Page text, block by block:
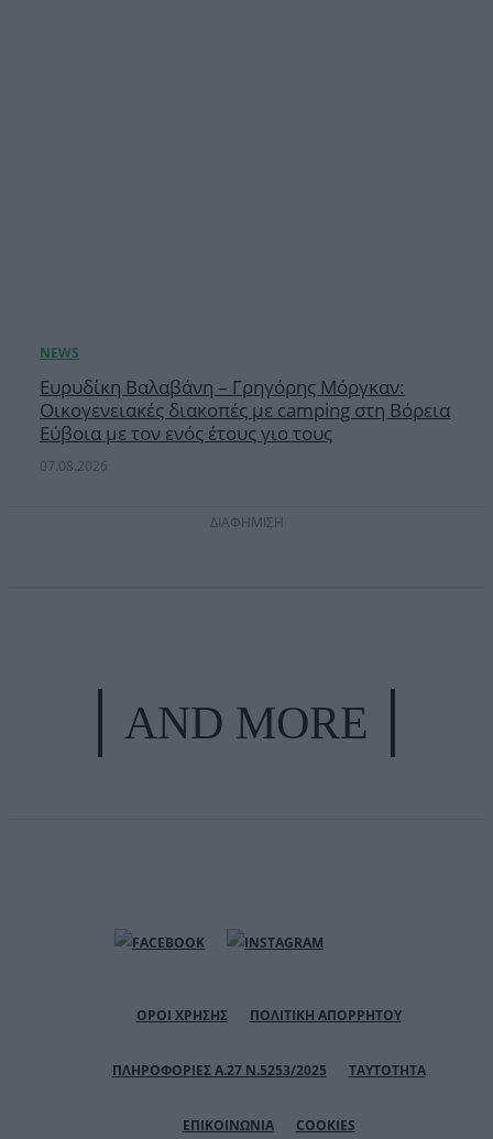
Ευρυδίκη Βαλαβάνη – Γρηγόρης Μόργκαν:
Οικογενειακές διακοπές με camping στη Βόρεια
Εύβοια με τον ενός έτους γιο τους
07.08.2026
ΔΙΑΦΗΜΙΣΗ
AND MORE
ΟΡΟΙ ΧΡΗΣΗΣ ΠΟΛΙΤΙΚΗ ΑΠΟΡΡΗΤΟΥ
ΠΛΗΡΟΦΟΡΙΕΣ Α.27 Ν.5253/2025 ΤΑΥΤΟΤΗΤΑ
ΕΠΙΚΟΙΝΩΝΙΑ COOKIES